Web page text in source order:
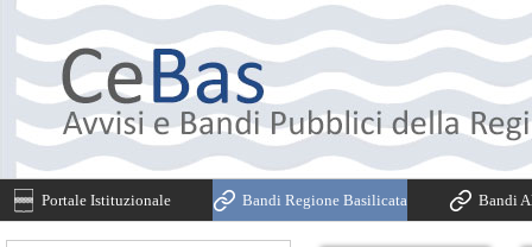
Portale Istituzionale Bandi Regione Basilicata Bandi